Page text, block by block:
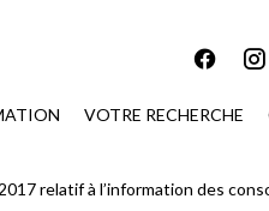
VOTRE RECHERCHE
relatif à l’information des